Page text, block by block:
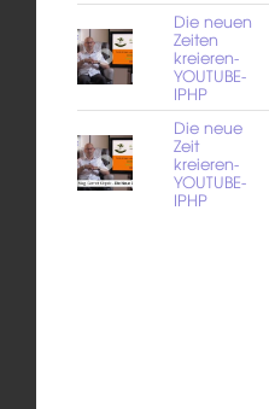
Die neuen
Zeiten
kreieren-
YOUTUBE-
IPHP
Die neue
Zeit
kreieren-
YOUTUBE-
IPHP